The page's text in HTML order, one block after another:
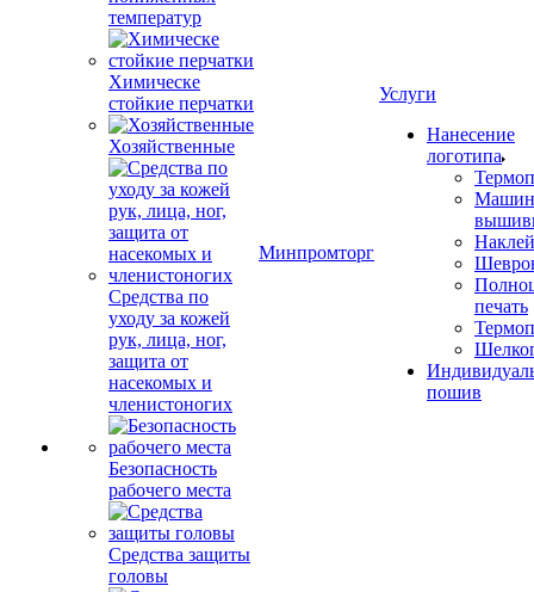
температур
Химическе
стойкие перчатки
Хозяйственные
Средства по
уходу за кожей
рук, лица, ног,
защита от
насекомых и
членистоногих
Безопасность
рабочего места
Средства защиты
головы
Минпромторг
Услуги
Нанесение
логотипа
печать
пошив